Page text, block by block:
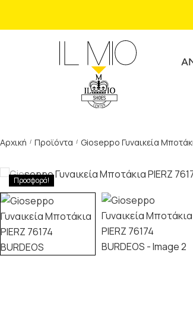
Αρχική / Προϊόντα / Gioseppo Γυναικεία
Προσφορά!